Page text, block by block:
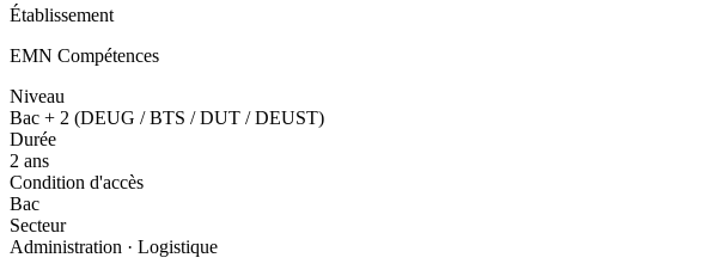
Établissement
EMN Compétences
Niveau
Bac + 2 (DEUG / BTS / DUT / DEUST)
Durée
2 ans
Condition d'accès
Bac
Secteur
Administration · Logistique